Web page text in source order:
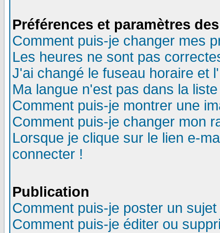
Préférences et paramètres
Comment puis-je changer mes
Les heures ne sont pas
J'ai changé le fuseau horaire et
Ma langue n'est pas dans la
Comment puis-je montrer une
Comment puis-je changer mon
Lorsque je clique sur le lien e-
connecter !
Publication
Comment puis-je poster un
Comment puis-je éditer ou